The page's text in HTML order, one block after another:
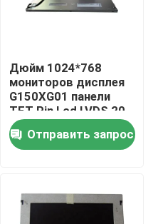
Дюйм 1024*768
мониторов дисплея
G150XG01 панели
TFT Pin Lcd LVDS 20
V4 15,0
Отправить запрос